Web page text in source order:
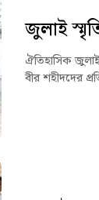
জুলাই
ঐতিহাসিক
বীর শহীদদের